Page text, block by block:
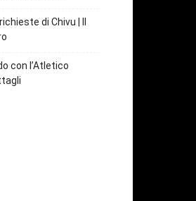
di Chivu | Il
con l’Atletico